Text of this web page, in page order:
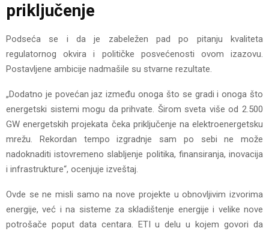
priključenje
Podseća se i da je zabeležen pad po pitanju kvaliteta
regulatornog okvira i političke posvećenosti ovom izazovu.
Postavljene ambicije nadmašile su stvarne rezultate.
„Dodatno je povećan jaz između onoga što se gradi i onoga što
energetski sistemi mogu da prihvate. Širom sveta više od 2.500
GW energetskih projekata čeka priključenje na elektroenergetsku
mrežu. Rekordan tempo izgradnje sam po sebi ne može
nadoknaditi istovremeno slabljenje politika, finansiranja, inovacija
i infrastrukture“, ocenjuje izveštaj.
Ovde se ne misli samo na nove projekte u obnovljivim izvorima
energije, već i na sisteme za skladištenje energije i velike nove
potrošače poput data centara. ETI u delu u kojem govori da